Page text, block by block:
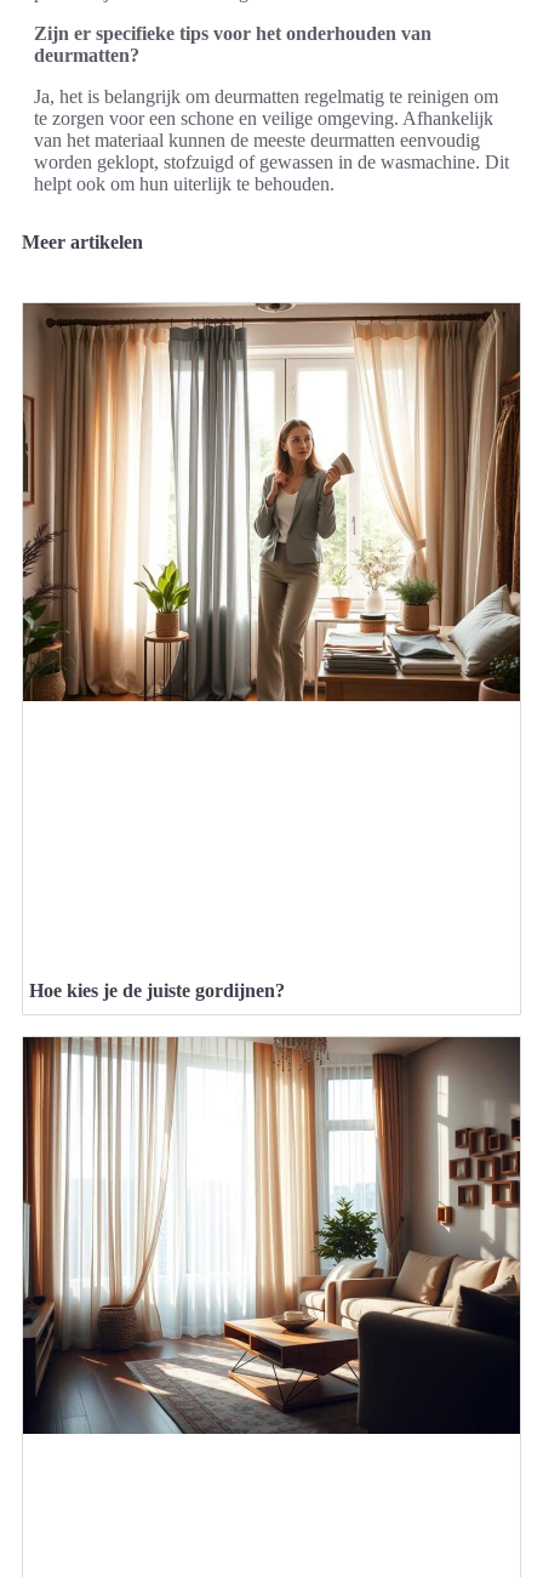
Zijn er specifieke tips voor het onderhouden van
deurmatten?
Ja, het is belangrijk om deurmatten regelmatig te reinigen om
te zorgen voor een schone en veilige omgeving. Afhankelijk
van het materiaal kunnen de meeste deurmatten eenvoudig
worden geklopt, stofzuigd of gewassen in de wasmachine. Dit
helpt ook om hun uiterlijk te behouden.
Meer artikelen
Hoe kies je de juiste gordijnen?